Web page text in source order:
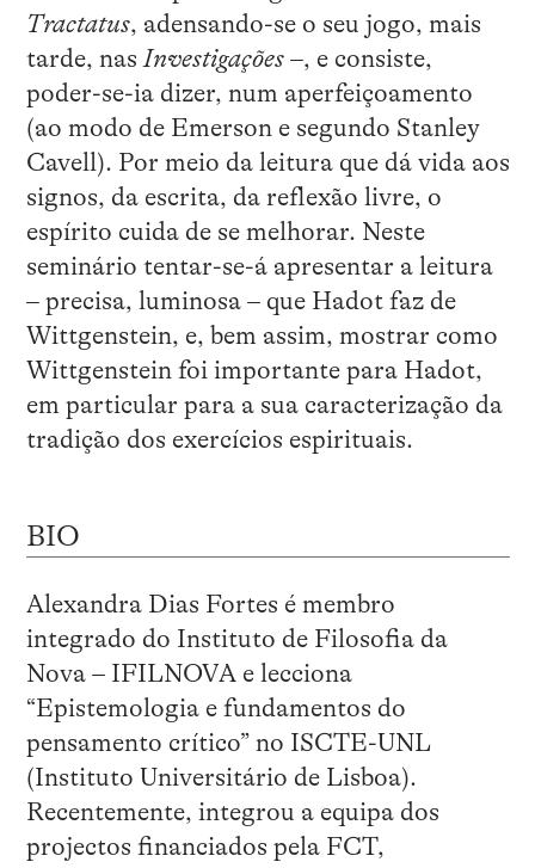
Tractatus, adensando-se o seu jogo, mais
tarde, nas Investigações–, e consiste,
poder-se-ia dizer, num aperfeiçoamento
(ao modo de Emerson e segundo Stanley
Cavell). Por meio da leitura que dá vida aos
signos, da escrita, da reflexão livre, o
espírito cuida de se melhorar. Neste
seminário tentar-se-á apresentar a leitura
– precisa, luminosa – que Hadot faz de
Wittgenstein, e, bem assim, mostrar como
Wittgenstein foi importante para Hadot,
em particular para a sua caracterização da
tradição dos exercícios espirituais.
BIO
Alexandra Dias Fortes é membro
integrado do Instituto de Filosofia da
Nova – IFILNOVA e lecciona
“Epistemologia e fundamentos do
pensamento crítico” no ISCTE-UNL
(Instituto Universitário de Lisboa).
Recentemente, integrou a equipa dos
projectos financiados pela FCT,